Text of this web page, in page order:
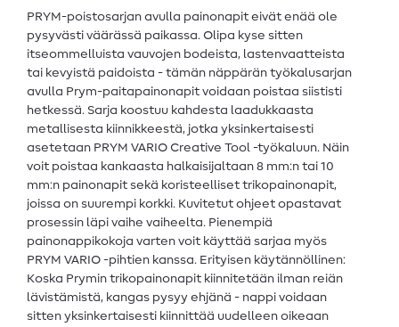
PRYM-poistosarjan avulla painonapit eivät enää ole
pysyvästi väärässä paikassa. Olipa kyse sitten
itseommelluista vauvojen bodeista, lastenvaatteista
tai kevyistä paidoista - tämän näppärän työkalusarjan
avulla Prym-paitapainonapit voidaan poistaa siististi
hetkessä. Sarja koostuu kahdesta laadukkaasta
metallisesta kiinnikkeestä, jotka yksinkertaisesti
asetetaan PRYM VARIO Creative Tool -työkaluun. Näin
voit poistaa kankaasta halkaisijaltaan 8 mm:n tai 10
mm:n painonapit sekä koristeelliset trikopainonapit,
joissa on suurempi korkki. Kuvitetut ohjeet opastavat
prosessin läpi vaihe vaiheelta. Pienempiä
painonappikokoja varten voit käyttää sarjaa myös
PRYM VARIO -pihtien kanssa. Erityisen käytännöllinen:
Koska Prymin trikopainonapit kiinnitetään ilman reiän
lävistämistä, kangas pysyy ehjänä - nappi voidaan
sitten yksinkertaisesti kiinnittää uudelleen oikeaan